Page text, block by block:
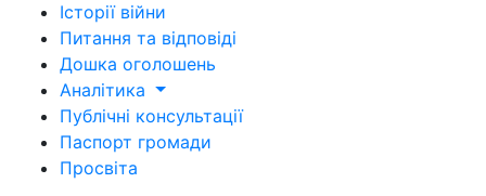
Історії війни
Питання та відповіді
Дошка оголошень
Аналітика
Публічні консультації
Паспорт громади
Просвіта